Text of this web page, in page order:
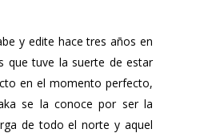
y edite hace tres años en
que tuve la suerte de estar
en el momento perfecto,
se la conoce por ser la
de todo el norte y aquel